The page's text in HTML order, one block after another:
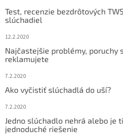
v
k
p
Test, recenzie bezdrôtových
slúchadiel
12.2.2020
Najčastejšie problémy, poruchy
reklamujete
7.2.2020
Ako vyčistiť slúchadlá do uší?
7.2.2020
Jedno slúchadlo nehrá alebo je
jednoduché riešenie